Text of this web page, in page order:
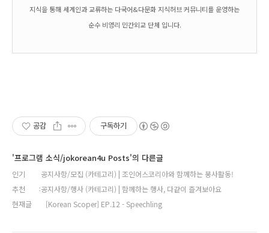
지식을 통해 세계인과 교류하는 다국어&다문화 지식허브 커뮤니티를 운영하는
순수 비영리 민간외교 단체 입니다.
공감 구독하기
'프로그램 소식/jokorean4u Posts'의 다른글
인기
공지사항/모집 (카테고리) | 조인어스코리아와 함께하는 봉사활동!
추천
공지사항/행사 (카테고리) | 함께하는 행사, 다같이 즐겨보아요
현재글
[Korean Scoper] EP.12 - Speechling